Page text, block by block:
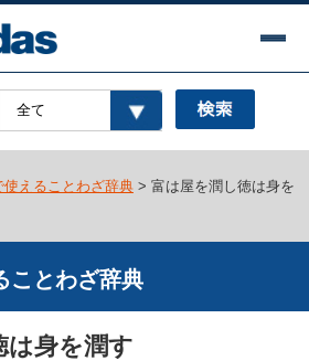
使えることわざ辞典> 富は屋を潤し徳は身を
ことわざ辞典
は身を潤す